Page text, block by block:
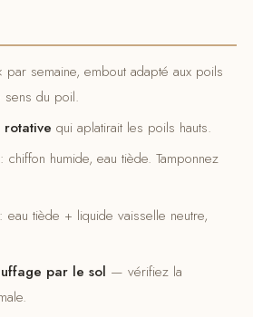
semaine, embout adapté aux poils
du poil.
rotative qui aplatirait les poils hauts.
humide, eau tiède. Tamponnez
tiède + liquide vaisselle neutre,
par le sol — vérifiez la